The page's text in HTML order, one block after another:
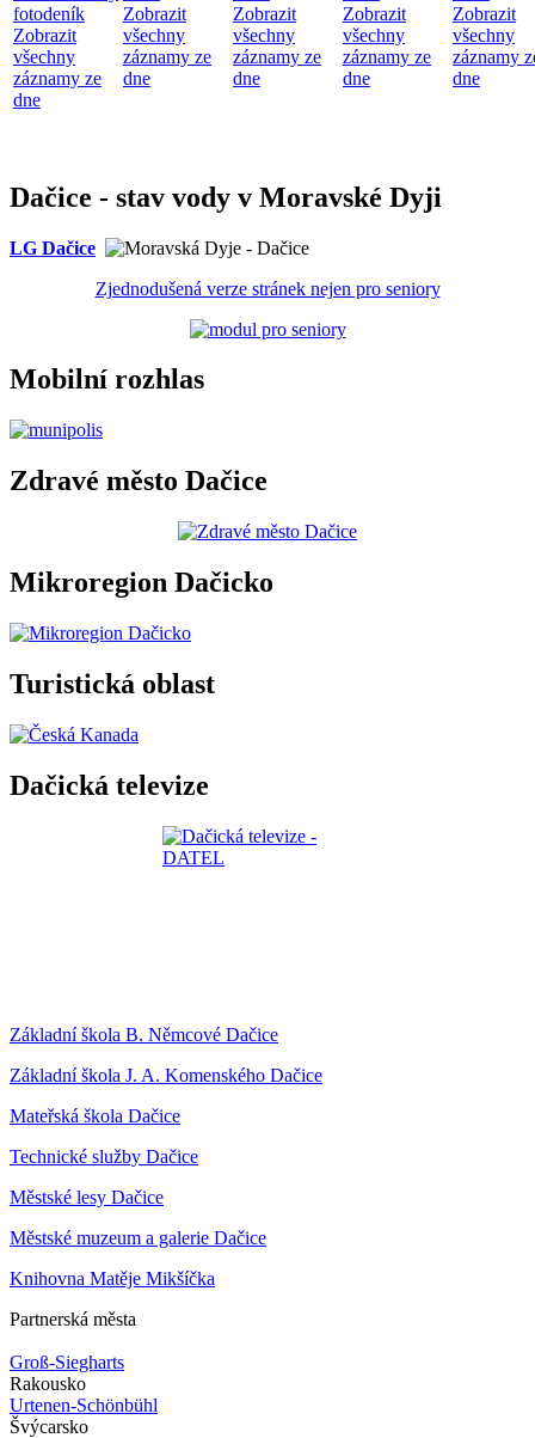
fotodeník
Zobrazit
všechny
záznamy ze
dne
Zobrazit
všechny
záznamy ze
dne
Zobrazit
všechny
záznamy ze
dne
Zobrazit
všechny
záznamy ze
dne
Zobrazit
všechny
záznamy
dne
Dačice - stav vody v Moravské Dyji
LG Dačice
Zjednodušená verze stránek nejen pro seniory
Mobilní rozhlas
Zdravé město Dačice
Mikroregion Dačicko
Turistická oblast
Dačická televize
Základní škola B. Němcové Dačice
Základní škola J. A. Komenského Dačice
Mateřská škola Dačice
Technické služby Dačice
Městské lesy Dačice
Městské muzeum a galerie Dačice
Knihovna Matěje Mikšíčka
Partnerská města
Groß-Siegharts
Rakousko
Urtenen-Schönbühl
Švýcarsko